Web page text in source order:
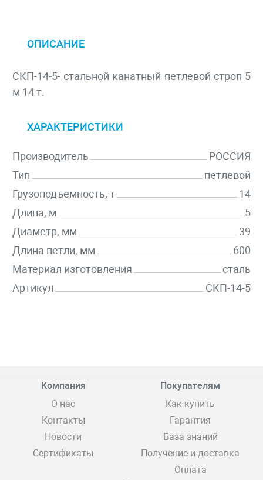
ОПИСАНИЕ
СКП-14-5- стальной канатный петлевой строп 5
м 14 т.
ХАРАКТЕРИСТИКИ
Производитель
РОССИЯ
Тип
петлевой
Грузоподъемность, т
14
Длина, м
5
Диаметр, мм
39
Длина петли, мм
600
Материал изготовления
сталь
Артикул
СКП-14-5
Компания
О нас
Контакты
Новости
Сертификаты
Покупателям
Как купить
Гарантия
База знаний
Получение и доставка
Оплата